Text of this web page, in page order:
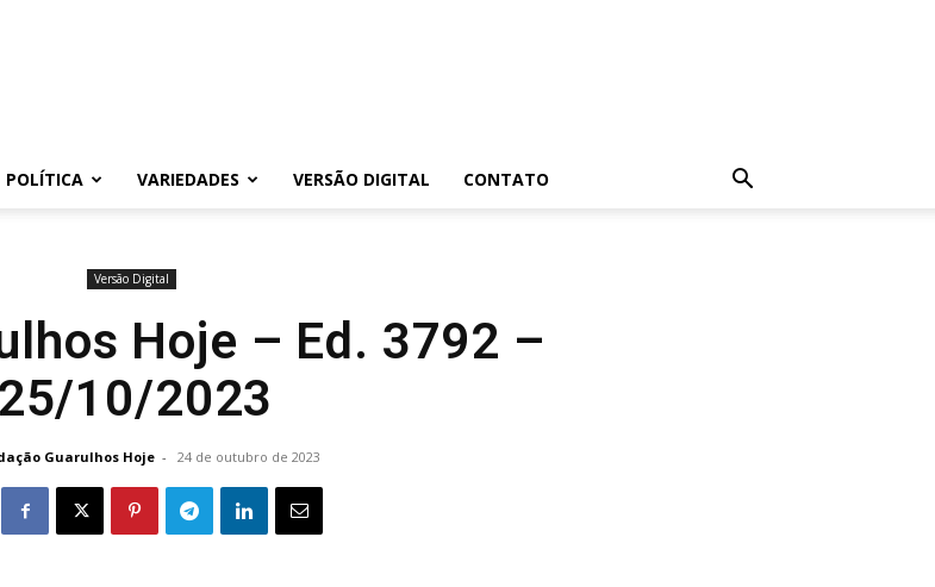
POLÍTICA VARIEDADES VERSÃO DIGITAL CONTATO
Versão Digital
Hoje – Ed. 3792 –
25/10/2023
Guarulhos Hoje - 24 de outubro de 2023